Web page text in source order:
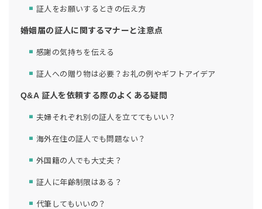
証人をお願いするときの伝え方
婚姻届の証人に関するマナーと注意点
感謝の気持ちを伝える
証人への贈り物は必要？お礼の例やギフトアイデア
Q&A 証人を依頼する際のよくある疑問
夫婦それぞれ別の証人を立ててもいい？
海外在住の証人でも問題ない？
外国籍の人でも大丈夫？
証人に年齢制限はある？
代筆してもいいの？